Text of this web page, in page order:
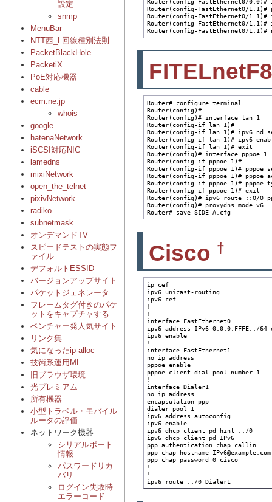
設定
snmp
MenuBar
NTT西_L回線種別法則
PacketBlackHole
PacketiX
PoE対応機器
cable
ecm.ne.jp
whois
google
hatenaNetwork
iSCSI対応NIC
lamedns
mixiNetwork
open_the_telnet
pixivNetwork
radiko
subnetmask
オンデマンドTV
スピードテストの実態フ
ァイル
デフォルトESSID
バージョンアップサイト
パケットジェネレータ
フレームタグ付きのパケ
ットをキャプチャする
ベンチャー発人気サイト
リンク集
気になったip-alloc
技術系運用ML
旧ブラウザ環境
光プレミアム
所有機器
小型トラベル・モバイル
ルータの評価
ネットワーク機器
シリアルポート
情報
パスワードリカ
バリ
ログイン失敗時
エラーコード
Router(config-FastEthernet0/1.1)#
Router(config-FastEthernet0/1.1)#
Router(config-FastEthernet0/1.1)#
Router(config-FastEthernet0/1.1)#
Router# configure terminal
Router(config)#
Router(config)# interface lan 1
Router(config-if lan 1)#
Router(config-if lan 1)# ipv6 nd
Router(config-if lan 1)# ipv6
Router(config-if lan 1)# exit
Router(config)# interface pppoe 1
Router(config-if pppoe 1)#
Router(config-if pppoe 1)# pppoe
Router(config-if pppoe 1)# pppoe
Router(config-if pppoe 1)# pppoe
Router(config-if pppoe 1)# exit
Router(config)# ipv6 route ::0/0
Router(config)# proxydns mode v6
Router# save SIDE-A.cfg
Cisco †
ip cef
ipv6 unicast-routing
ipv6 cef
!
!
interface FastEthernet0
ipv6 address IPv6 0:0:0:FFFE::/64
ipv6 enable
!
interface FastEthernet1
no ip address
pppoe enable
pppoe-client dial-pool-number 1
!
interface Dialer1
no ip address
encapsulation ppp
dialer pool 1
ipv6 address autoconfig
ipv6 enable
ipv6 dhcp client pd hint ::/0
ipv6 dhcp client pd IPv6
ppp authentication chap callin
ppp chap hostname IPv6@example.com
ppp chap password 0 cisco
!
!
ipv6 route ::/0 Dialer1